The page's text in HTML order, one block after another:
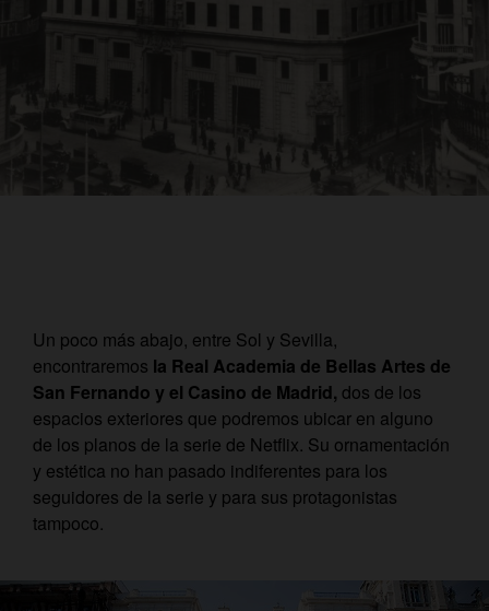
Un poco más abajo, entre Sol y Sevilla,
encontraremos la Real Academia de Bellas Artes de
San Fernando y el Casino de Madrid, dos de los
espacios exteriores que podremos ubicar en alguno
de los planos de la serie de Netflix. Su ornamentación
y estética no han pasado indiferentes para los
seguidores de la serie y para sus protagonistas
tampoco.